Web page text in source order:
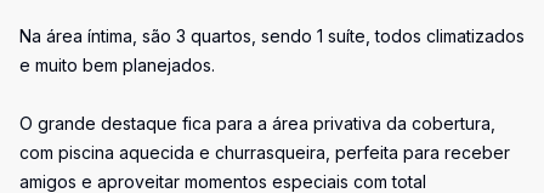
Na área íntima, são 3 quartos, sendo 1 suíte, todos climatizados
e muito bem planejados.
O grande destaque fica para a área privativa da cobertura,
com piscina aquecida e churrasqueira, perfeita para receber
amigos e aproveitar momentos especiais com total